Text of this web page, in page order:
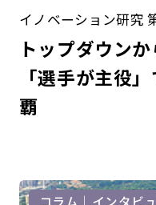
イノベーション研究
トップダウン
「選手が主役
覇
コラム｜インタビ